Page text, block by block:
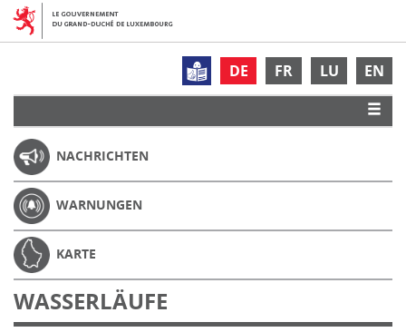
DE FR LU EN
NACHRICHTEN
WARNUNGEN
KARTE
WASSERLÄUFE